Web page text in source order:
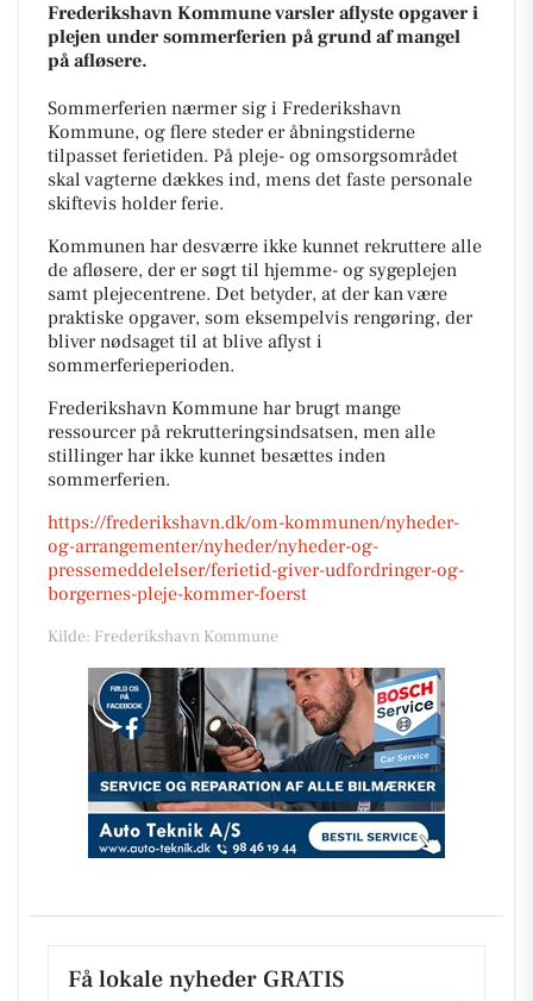
Frederikshavn Kommune varsler aflyste opgaver i
plejen under sommerferien på grund af mangel
på afløsere.
Sommerferien nærmer sig i Frederikshavn
Kommune, og flere steder er åbningstiderne
tilpasset ferietiden. På pleje- og omsorgsområdet
skal vagterne dækkes ind, mens det faste personale
skiftevis holder ferie.
Kommunen har desværre ikke kunnet rekruttere alle
de afløsere, der er søgt til hjemme- og sygeplejen
samt plejecentrene. Det betyder, at der kan være
praktiske opgaver, som eksempelvis rengøring, der
bliver nødsaget til at blive aflyst i
sommerferieperioden.
Frederikshavn Kommune har brugt mange
ressourcer på rekrutteringsindsatsen, men alle
stillinger har ikke kunnet besættes inden
sommerferien.
https://frederikshavn.dk/om-kommunen/nyheder-
og-arrangementer/nyheder/nyheder-og-
pressemeddelelser/ferietid-giver-udfordringer-og-
borgernes-pleje-kommer-foerst
Kilde: Frederikshavn Kommune
Få lokale nyheder GRATIS